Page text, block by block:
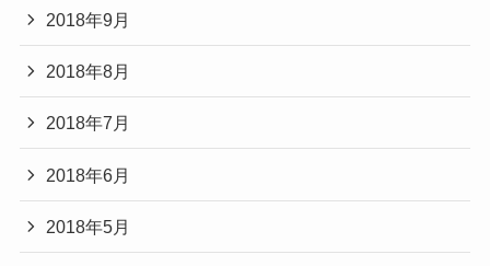
2018年9月
2018年8月
2018年7月
2018年6月
2018年5月